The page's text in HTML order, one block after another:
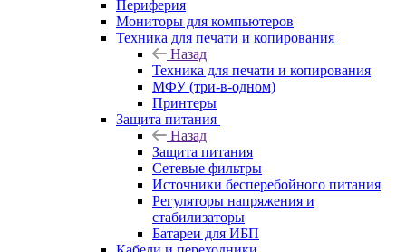
Периферия
Мониторы для компьютеров
Техника для печати и копирования
Назад
Техника для печати и копирования
МФУ (три-в-одном)
Принтеры
Защита питания
Назад
Защита питания
Сетевые фильтры
Источники бесперебойного питания
Регуляторы напряжения и
стабилизаторы
Батареи для ИБП